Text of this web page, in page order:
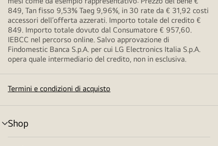
849, Tan fisso 9,53% Taeg 9,96%, in 30 rate da € 31,92 costi
accessori dell’offerta azzerati. Importo totale del credito €
849. Importo totale dovuto dal Consumatore € 957,60.
IEBCC nel percorso online. Salvo approvazione di
Findomestic Banca S.p.A. per cui LG Electronics Italia S.p.A.
opera quale intermediario del credito, non in esclusiva.
Termini e condizioni di acquisto
Shop
Attivazione
menu